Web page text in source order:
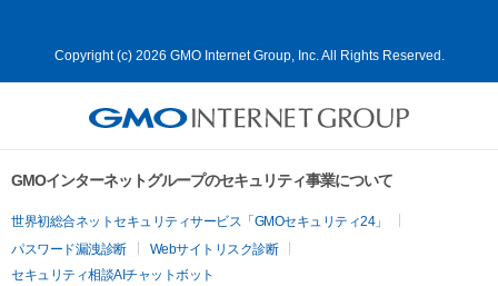
Copyright (c) 2026 GMO Internet Group, Inc. All Rights Reserved.
GMOインターネットグループのセキュリティ事業について
世界初総合ネットセキュリティサービス「GMOセキュリティ24」
パスワード漏洩診断
Webサイトリスク診断
セキュリティ相談AIチャットボット